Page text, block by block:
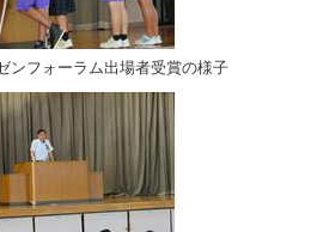
フォーラム出場者受賞の様子